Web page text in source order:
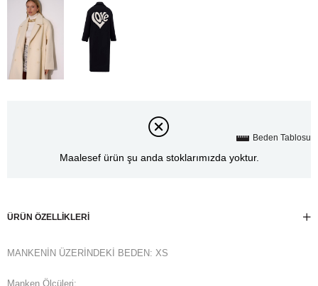
Maalesef ürün şu anda stoklarımızda yoktur.
Beden Tablosu
ÜRÜN ÖZELLIKLERI
MANKENİN ÜZERİNDEKİ BEDEN: XS
Manken Ölçüleri: